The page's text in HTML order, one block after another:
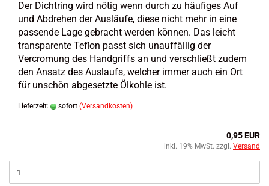
Der Dichtring wird nötig wenn durch zu häufiges Auf
und Abdrehen der Ausläufe, diese nicht mehr in eine
passende Lage gebracht werden können. Das leicht
transparente Teflon passt sich unauffällig der
Vercromung des Handgriffs an und verschließt zudem
den Ansatz des Auslaufs, welcher immer auch ein Ort
für unschön abgesetzte Ölkohle ist.
Lieferzeit: sofort (Versandkosten)
0,95 EUR
inkl. 19% MwSt. zzgl. Versand